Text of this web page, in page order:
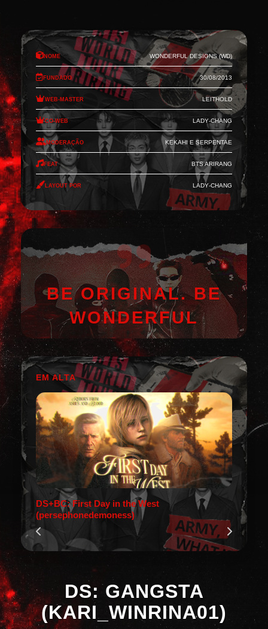
Nome Wonderful Designs (WD)
Fundado 30/08/2013
Web-Master Leithold
Co-Web Lady-Chang
Moderação Kekahi e Serpentae
Feat BTS Arirang
Layout por Lady-Chang
BE ORIGINAL. BE
WONDERFUL
EM ALTA
DS+BC: First Day in the West
(persephonedemoness)
DS: GANGSTA
(KARI_WINRINA01)